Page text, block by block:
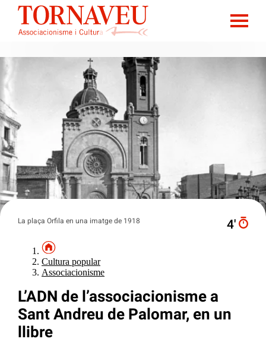
La plaça Orfila en una imatge de 1918 4′
Cultura popular
Associacionisme
L’ADN de l’associacionisme a
Sant Andreu de Palomar, en un
llibre